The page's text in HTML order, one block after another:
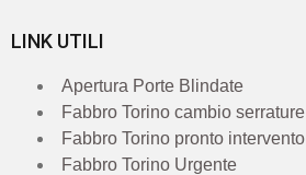
LINK UTILI
Apertura Porte Blindate
Fabbro Torino cambio serrature
Fabbro Torino pronto intervento
Fabbro Torino Urgente